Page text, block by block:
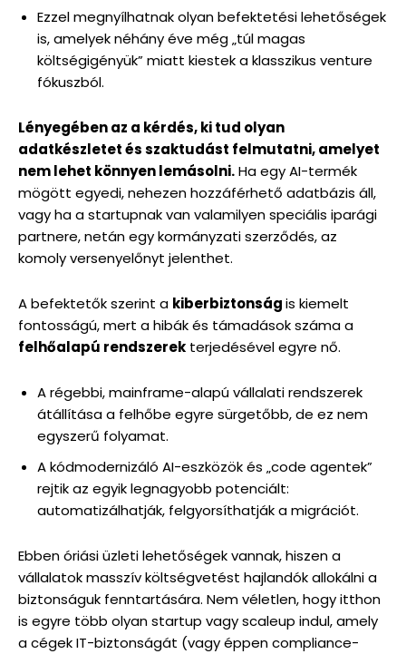
Ezzel megnyílhatnak olyan befektetési lehetőségek
is, amelyek néhány éve még „túl magas
költségigényük” miatt kiestek a klasszikus venture
fókuszból.
Lényegében az a kérdés, ki tud olyan
adatkészletet és szaktudást felmutatni, amelyet
nem lehet könnyen lemásolni.Ha egy AI-termék
mögött egyedi, nehezen hozzáférhető adatbázis áll,
vagy ha a startupnak van valamilyen speciális iparági
partnere, netán egy kormányzati szerződés, az
komoly versenyelőnyt jelenthet.
A befektetők szerint a kiberbiztonságis kiemelt
fontosságú, mert a hibák és támadások száma a
felhőalapú rendszerek terjedésével egyre nő.
A régebbi, mainframe-alapú vállalati rendszerek
átállítása a felhőbe egyre sürgetőbb, de ez nem
egyszerű folyamat.
A kódmodernizáló AI-eszközök és „code agentek”
rejtik az egyik legnagyobb potenciált:
automatizálhatják, felgyorsíthatják a migrációt.
Ebben óriási üzleti lehetőségek vannak, hiszen a
vállalatok masszív költségvetést hajlandók allokálni a
biztonságuk fenntartására. Nem véletlen, hogy itthon
is egyre több olyan startup vagy scaleup indul, amely
a cégek IT-biztonságát (vagy éppen compliance-